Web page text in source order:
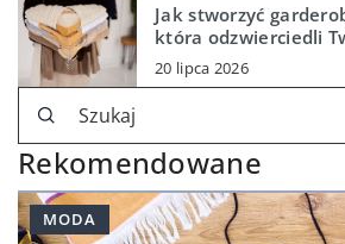
Jak stworzyć
która odzwierciedli
20 lipca 2026
Rekomendowane
MODA